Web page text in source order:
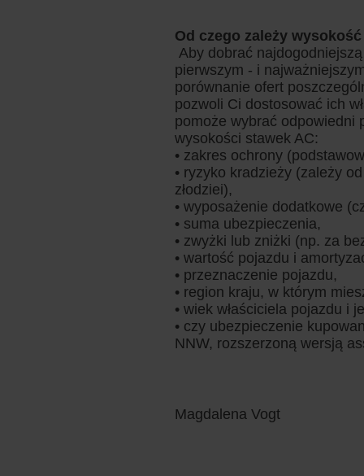
Od czego zależy
Aby dobrać
pierwszym - i
porównanie ofert
pozwoli Ci dostosować ich
pomoże wybrać odpowiedni
wysokości stawek AC:
• zakres ochrony
• ryzyko kradzieży (zależy
złodziei),
• wyposażenie dodatkowe
• suma ubezpieczenia,
• zwyżki lub zniżki (np. za
• wartość pojazdu i
• przeznaczenie pojazdu,
• region kraju, w którym
• wiek właściciela pojazdu i
• czy ubezpieczenie
NNW, rozszerzoną wersją
Magdalena Vogt